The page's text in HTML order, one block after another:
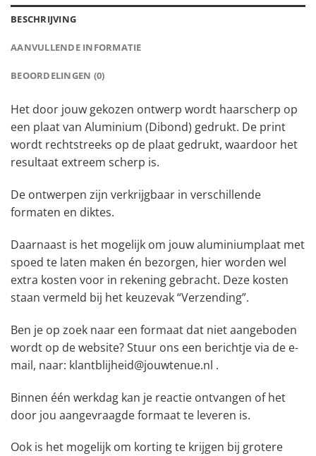
BESCHRIJVING
AANVULLENDE INFORMATIE
BEOORDELINGEN (0)
Het door jouw gekozen ontwerp wordt haarscherp op
een plaat van Aluminium (Dibond) gedrukt. De print
wordt rechtstreeks op de plaat gedrukt, waardoor het
resultaat extreem scherp is.
De ontwerpen zijn verkrijgbaar in verschillende
formaten en diktes.
Daarnaast is het mogelijk om jouw aluminiumplaat met
spoed te laten maken én bezorgen, hier worden wel
extra kosten voor in rekening gebracht. Deze kosten
staan vermeld bij het keuzevak “Verzending”.
Ben je op zoek naar een formaat dat niet aangeboden
wordt op de website? Stuur ons een berichtje via de e-
mail, naar: klantblijheid@jouwtenue.nl .
Binnen één werkdag kan je reactie ontvangen of het
door jou aangevraagde formaat te leveren is.
Ook is het mogelijk om korting te krijgen bij grotere